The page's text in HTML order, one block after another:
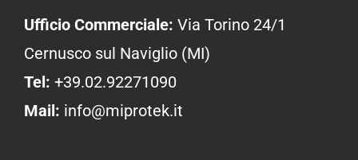
Ufficio Commerciale: Via Torino 24/1
Cernusco sul Naviglio (MI)
Tel: +39.02.92271090
Mail: info@miprotek.it